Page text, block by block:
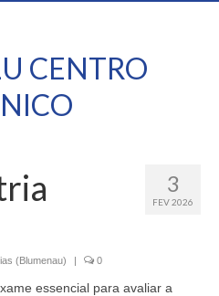
CENTRO
3
FEV 2026
(Blumenau) | 0
essencial para avaliar a